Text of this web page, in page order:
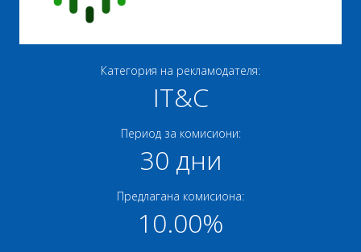
Категория на рекламодателя:
IT&C
Период за комисиони:
30 дни
Предлагана комисиона:
10.00%